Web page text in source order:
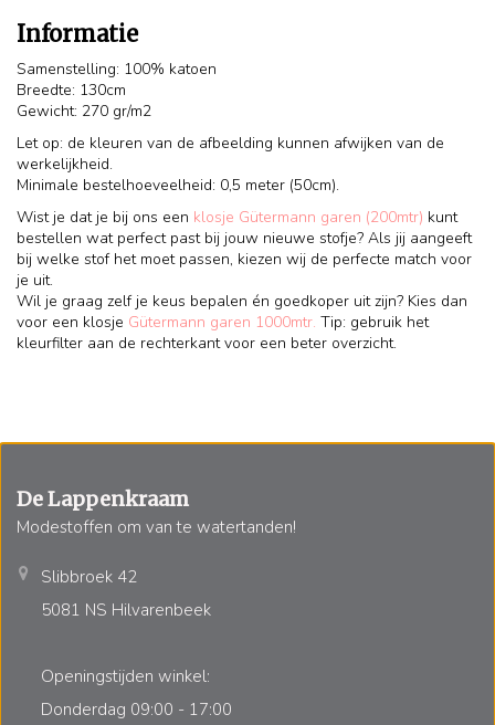
Informatie
Samenstelling: 100% katoen
Breedte: 130cm
Gewicht: 270 gr/m2
Let op: de kleuren van de afbeelding kunnen afwijken van de
werkelijkheid.
Minimale bestelhoeveelheid: 0,5 meter (50cm).
Wist je dat je bij ons een klosje Gütermann garen (200mtr) kunt
bestellen wat perfect past bij jouw nieuwe stofje? Als jij aangeeft
bij welke stof het moet passen, kiezen wij de perfecte match voor
je uit.
Wil je graag zelf je keus bepalen én goedkoper uit zijn? Kies dan
voor een klosje Gütermann garen 1000mtr. Tip: gebruik het
kleurfilter aan de rechterkant voor een beter overzicht.
De Lappenkraam
Modestoffen om van te watertanden!
Slibbroek 42
5081 NS Hilvarenbeek
Openingstijden winkel:
Donderdag 09:00 - 17:00